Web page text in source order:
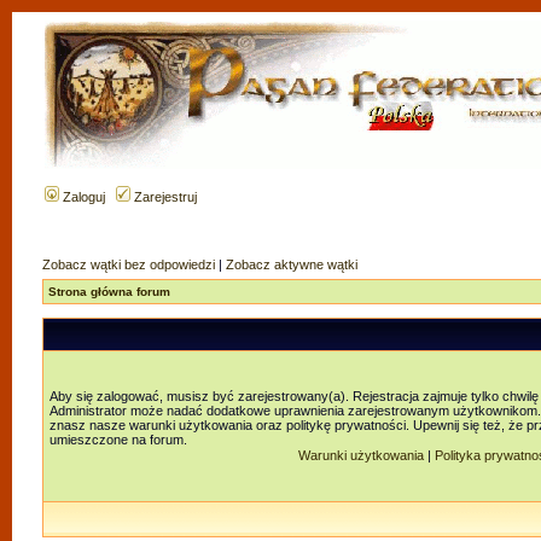
Zaloguj Zarejestruj
Zobacz wątki bez odpowiedzi | Zobacz aktywne wątki
Strona główna forum
Aby się zalogować, musisz być zarejestrowany(a). Rejestracja zajmuje tylko
Administrator może nadać dodatkowe uprawnienia zarejestrowanym
znasz nasze warunki użytkowania oraz politykę prywatności. Upewnij się też, że
umieszczone na forum.
Warunki użytkowania | Polityka